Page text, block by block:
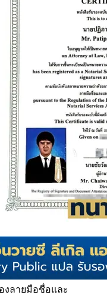
งลายมือชื่อและ